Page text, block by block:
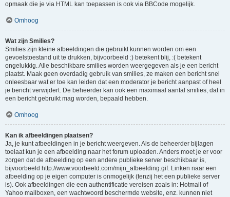
opmaak die je via HTML kan toepassen is ook via BBCode mogelijk.
Omhoog
Wat zijn Smilies?
Smilies zijn kleine afbeeldingen die gebruikt kunnen worden om een
gevoelstoestand uit te drukken, bijvoorbeeld :) betekent blij, :( betekent
ongelukkig. Alle beschikbare smilies worden weergegeven als je een bericht
plaatst. Maak geen overdadig gebruik van smilies, ze maken een bericht snel
onleesbaar wat er toe kan leiden dat een moderator je bericht aanpast of heel
je bericht verwijdert. De beheerder kan ook een maximaal aantal smilies, dat in
een bericht gebruikt mag worden, bepaald hebben.
Omhoog
Kan ik afbeeldingen plaatsen?
Ja, je kunt afbeeldingen in je bericht weergeven. Als de beheerder bijlagen
toelaat kun je een afbeelding naar het forum uploaden. Anders moet je er voor
zorgen dat de afbeelding op een andere publieke server beschikbaar is,
bijvoorbeeld http://www.voorbeeld.com/mijn_afbeelding.gif. Linken naar een
afbeelding op je eigen computer is onmogelijk (tenzij het een publieke server
is). Ook afbeeldingen die een authentificatie vereisen zoals in: Hotmail of
Yahoo mailboxen, een wachtwoord beschermde website, enz. kunnen niet